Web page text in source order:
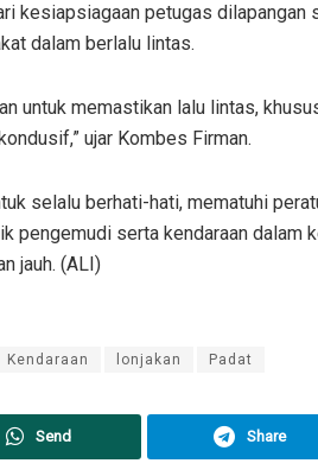
kesiapsiagaan petugas dilapangan
dalam berlalu lintas.
untuk memastikan lalu lintas,
ujar Kombes Firman.
selalu berhati-hati, mematuhi
pengemudi serta kendaraan dalam
jauh. (ALI)
Kendaraan lonjakan Padat
Send Share